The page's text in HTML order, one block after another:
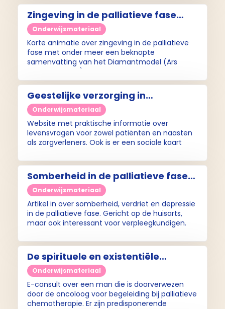
Zingeving in de palliatieve fase
(video)
Onderwijsmateriaal
Korte animatie over zingeving in de palliatieve
fase met onder meer een beknopte
samenvatting van het Diamantmodel (Ars
Moriendi Model).
Geestelijke verzorging in
Nederland (website)
Onderwijsmateriaal
Website met praktische informatie over
levensvragen voor zowel patiënten en naasten
als zorgverleners. Ook is er een sociale kaart
Somberheid in de palliatieve fase
(artikel)
Onderwijsmateriaal
Artikel in over somberheid, verdriet en depressie
in de palliatieve fase. Gericht op de huisarts,
maar ook interessant voor verpleegkundigen.
De spirituele en existentiële
dimensie (casus)
Onderwijsmateriaal
E-consult over een man die is doorverwezen
door de oncoloog voor begeleiding bij palliatieve
chemotherapie. Er zijn predisponerende